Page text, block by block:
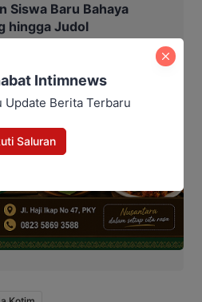
Siswa Baru Bahaya
hingga Judol
Intimnews
Update Berita Terbaru
Saluran